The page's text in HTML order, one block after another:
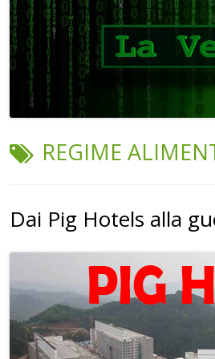
TAG:
REGIME
Dai Pig Hotels alla